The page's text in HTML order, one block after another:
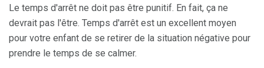
Le temps d'arrêt ne doit pas être punitif. En fait, ça ne
devrait pas l'être. Temps d'arrêt est un excellent moyen
pour votre enfant de se retirer de la situation négative pour
prendre le temps de se calmer.